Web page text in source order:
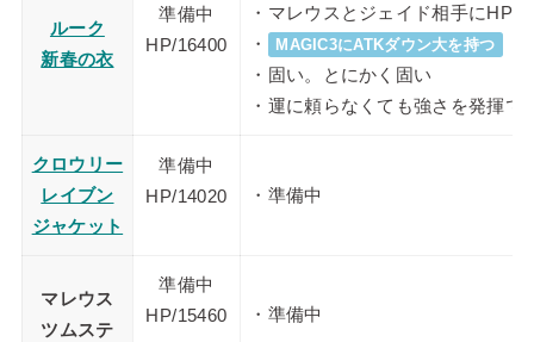
ルーク
新春の衣
準備中
HP/16400
・マレウスとジェイド相手にHP
・
MAGIC3にATKダウン大を持つ
・固い。とにかく固い
・運に頼らなくても強さを発揮で
クロウリー
レイブン
ジャケット
準備中
HP/14020 ・準備中
マレウス
ツムステ
準備中
HP/15460 ・準備中